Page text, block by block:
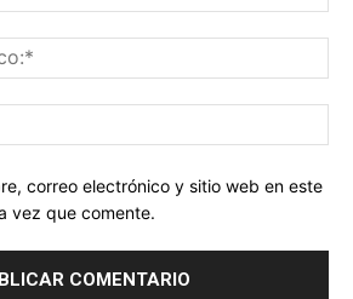
correo electrónico y sitio web en este
vez que comente.